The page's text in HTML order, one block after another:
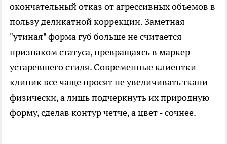
окончательный отказ от агрессивных объемов в
пользу деликатной коррекции. Заметная
"утиная" форма губ больше не считается
признаком статуса, превращаясь в маркер
устаревшего стиля. Современные клиентки
клиник все чаще просят не увеличивать ткани
физически, а лишь подчеркнуть их природную
форму, сделав контур четче, а цвет - сочнее.